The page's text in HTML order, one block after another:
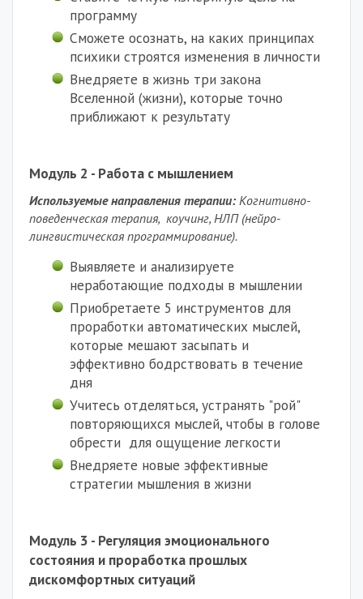
программу
Сможете осознать, на каких принципах
психики строятся изменения в личности
Внедряете в жизнь три закона
Вселенной (жизни), которые точно
приближают к результату
Модуль 2 - Работа с мышлением
Используемые направления терапии: Когнитивно-
поведенческая терапия, коучинг, НЛП (нейро-
лингвистическая программирование).
Выявляете и анализируете
неработающие подходы в мышлении
Приобретаете 5 инструментов для
проработки автоматических мыслей,
которые мешают засыпать и
эффективно бодрствовать в течение
дня
Учитесь отделяться, устранять "рой"
повторяющихся мыслей, чтобы в голове
обрести для ощущение легкости
Внедряете новые эффективные
стратегии мышления в жизни
Модуль 3 - Регуляция эмоционального
состояния и проработка прошлых
дискомфортных ситуаций